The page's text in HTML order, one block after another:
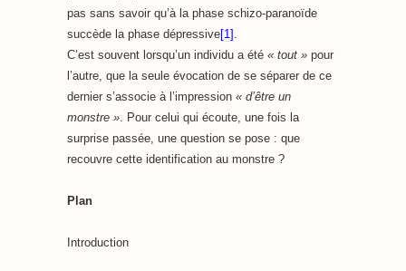
pas sans savoir qu’à la phase schizo-paranoïde
succède la phase dépressive[1] .
C’est souvent lorsqu’un individu a été « tout » pour
l’autre, que la seule évocation de se séparer de ce
dernier s’associe à l’impression « d’être un
monstre ». Pour celui qui écoute, une fois la
surprise passée, une question se pose : que
recouvre cette identification au monstre ?
Plan
Introduction